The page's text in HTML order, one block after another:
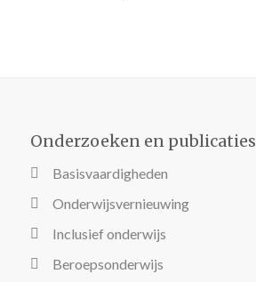
Onderzoeken en publicaties
Basisvaardigheden
Onderwijsvernieuwing
Inclusief onderwijs
Beroepsonderwijs